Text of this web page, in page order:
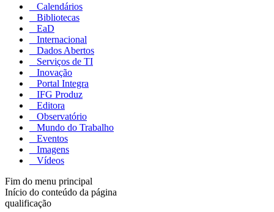
Calendários
Bibliotecas
EaD
Internacional
Dados Abertos
Serviços de TI
Inovação
Portal Integra
IFG Produz
Editora
Observatório
Mundo do Trabalho
Eventos
Imagens
Vídeos
Fim do menu principal
Início do conteúdo da página
qualificação